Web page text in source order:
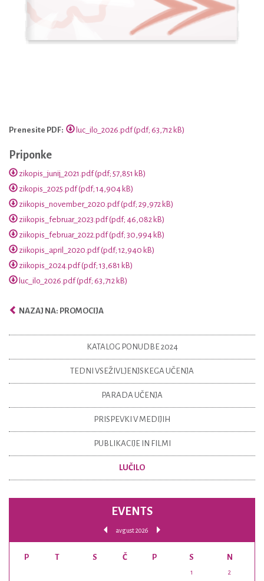
Prenesite PDF: luc_ilo_2026.pdf (pdf; 63,712 kB)
Priponke
zikopis_junij_2021.pdf (pdf; 57,851 kB)
zikopis_2025.pdf (pdf; 14,904 kB)
ziikopis_november_2020.pdf (pdf; 29,972 kB)
ziikopis_februar_2023.pdf (pdf; 46,082 kB)
ziikopis_februar_2022.pdf (pdf; 30,994 kB)
ziikopis_april_2020.pdf (pdf; 12,940 kB)
ziikopis_2024.pdf (pdf; 13,681 kB)
luc_ilo_2026.pdf (pdf; 63,712 kB)
NAZAJ NA: PROMOCIJA
KATALOG PONUDBE 2024
TEDNI VSEŽIVLJENJSKEGA UČENJA
PARADA UČENJA
PRISPEVKI V MEDIJIH
PUBLIKACIJE IN FILMI
LUČILO
EVENTS
avgust 2026
P T S Č P S N
1 2